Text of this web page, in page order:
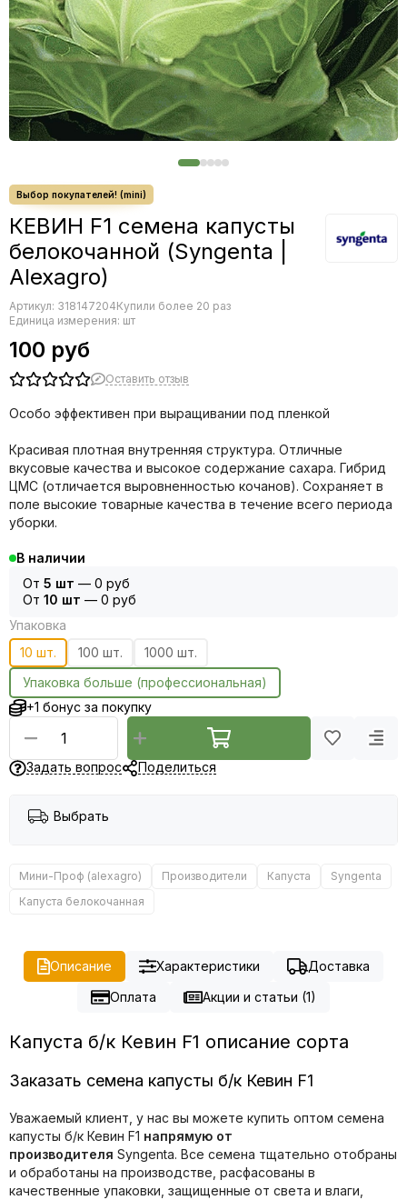
Салат
Свекла
Сельдерей
Томат
Тыква
Фасоль
Цикорий
КЕВИН F1 семена капусты
белокочанной (Syngenta |
Alexagro)
Артикул: 318147204Купили более 20 раз
Единица измерения: шт
100 руб
Оставить отзыв
Особо эффективен при выращивании под пленкой
Красивая плотная внутренняя структура. Отличные
вкусовые качества и высокое содержание сахара. Гибрид
ЦМС (отличается выровненностью кочанов). Сохраняет в
поле высокие товарные качества в течение всего периода
уборки.
В наличии
От 5 шт — 0 руб
От 10 шт — 0 руб
Упаковка
10 шт.
100 шт.
1000 шт.
Упаковка больше (профессиональная)
+1 бонус за покупку
Задать вопрос Поделиться
Выбрать
Мини-Проф (alexagro) Производители Капуста
Syngenta
Капуста белокочанная
Описание Характеристики
Доставка
Оплата
Акции и статьи (1)
Капуста б/к Кевин F1 описание сорта
Заказать семена капусты б/к Кевин F1
Уважаемый клиент, у нас вы можете купить оптом семена
капусты б/к Кевин F1 напрямую от
производителя Syngenta. Все семена тщательно отобраны
и обработаны на производстве, расфасованы в
качественные упаковки, защищенные от света и влаги,